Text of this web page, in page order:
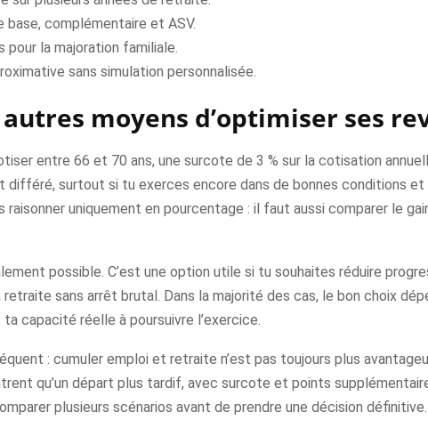
complémentaire et ASV.
la majoration familiale.
sans simulation personnalisée.
moyens d’optimiser ses
entre 66 et 70 ans, une surcote de 3 % sur la cotisation
surtout si tu exerces encore dans de bonnes conditions et
uniquement en pourcentage : il faut aussi comparer le
possible. C’est une option utile si tu souhaites réduire
sans arrêt brutal. Dans la majorité des cas, le bon choix
capacité réelle à poursuivre l’exercice.
: cumuler emploi et retraite n’est pas toujours plus
qu’un départ plus tardif, avec surcote et points
plusieurs scénarios avant de prendre une décision définitive.